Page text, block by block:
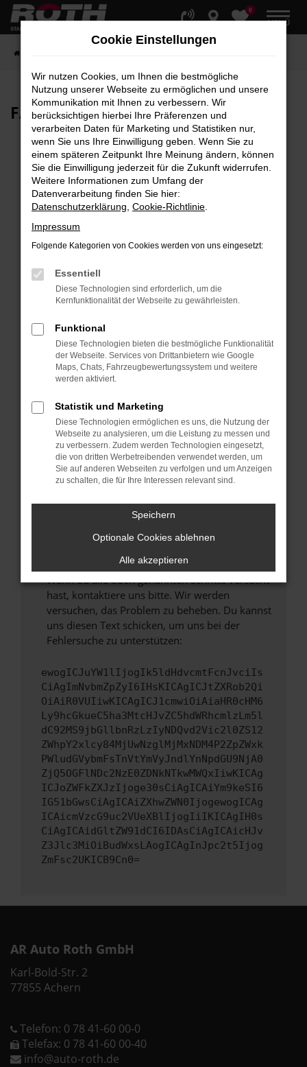
Zum
Hauptinhalt
0
MENÜ
FAHRZEUG-SHOWROOM
Fehler: Network Error
Beim Laden ist ein Fehler aufgetreten.
Hier sind ein paar Tipps, die dir helfen können:
Überprüfe deine Firewall und deine
Laden andere Webseiten, zum Beispiel deine
Suchmaschine?
Prüfe deine Browsererweiterungen.
Manche Erweiterungen, wie Werbeblocker,
können das Laden bestimmter Seiten
verhindern. Funktioniert die Seite in einem
anderen Browser oder in einem privaten
Fenster?
Starte dein Gerät neu.
Das kann manchmal helfen, vorübergehende
Probleme zu beheben.
Stelle sicher, dass dein Browser und dein
Betriebssystem auf dem neuesten Stand
sind.
Sicherheitsrisiko, sondern kann auch dazu
unterstützt werden.
Wende dich an den Webseitenbetreiber.
Wenn du alle oben genannten Schritte versucht
hast, kontaktiere uns bitte. Wir werden
versuchen, das Problem zu beheben. Du kannst
uns diesen Text schicken, um uns bei der
Fehlersuche zu unterstützen:
ewogICJuYW1lIjogIk5ldHdvcmtFcnJvciIs
CiAgImNvbmZpZyI6IHsKICAgICJtZXRob2Qi
OiAiR0VUIiwKICAgICJ1cmwiOiAiaHR0cHM6
Ly9hcGkueC5ha3MtcHJvZC5hdWRhcmlzLm5l
dC92MS9jbGllbnRzLzIyNDQvd2Vic2l0ZS12
ZWhpY2xlcy84MjUwNzglMjMxNDM4P2ZpZWxk
PWludGVybmFsTnVtYmVyJndlYnNpdGU9NjA0
ZjQ5OGFlNDc2NzE0ZDNkNTkwMWQxIiwKICAg
ICJoZWFkZXJzIjoge30sCiAgICAiYm9keSI6
IG51bGwsCiAgICAiZXhwZWN0IjogewogICAg
ICAicmVzcG9uc2VUeXBlIjogIiIKICAgIH0s
CiAgICAidGltZW91dCI6IDAsCiAgICAicHJv
Z3Jlc3MiOiBudWxsLAogICAgInJpc2t5Ijog
ZmFsc2UKICB9Cn0=
AR Auto Roth GmbH
Karl-Bold-Str. 2
77855 Achern
Telefon: 0 78 41-60 00-0
Telefax: 0 78 41-60 00-40
info@auto-roth.de
Cookie Einstellungen
Wir nutzen Cookies, um Ihnen die bestmögliche
Nutzung unserer Webseite zu ermöglichen und unsere
Kommunikation mit Ihnen zu verbessern. Wir
berücksichtigen hierbei Ihre Präferenzen und
verarbeiten Daten für Marketing und Statistiken nur,
wenn Sie uns Ihre Einwilligung geben. Wenn Sie zu
einem späteren Zeitpunkt Ihre Meinung ändern, können
Sie die Einwilligung jederzeit für die Zukunft widerrufen.
Weitere Informationen zum Umfang der
Datenverarbeitung finden Sie hier:
Datenschutzerklärung Cookie-Richtlinie
Impressum
Folgende Kategorien von Cookies werden von uns eingesetzt:
Essentiell
Diese Technologien sind erforderlich, um die
Kernfunktionalität der Webseite zu gewährleisten.
Funktional
Diese Technologien bieten die bestmögliche Funktionalität
der Webseite. Services von Drittanbietern wie Google
Maps, Chats, Fahrzeugbewertungssystem und weitere
werden aktiviert.
Statistik und Marketing
Diese Technologien ermöglichen es uns, die Nutzung der
Webseite zu analysieren, um die Leistung zu messen und
zu verbessern. Zudem werden Technologien eingesetzt,
die von dritten Werbetreibenden verwendet werden, um
Sie auf anderen Webseiten zu verfolgen und um Anzeigen
zu schalten, die für Ihre Interessen relevant sind.
Speichern
Optionale Cookies ablehnen
Alle akzeptieren